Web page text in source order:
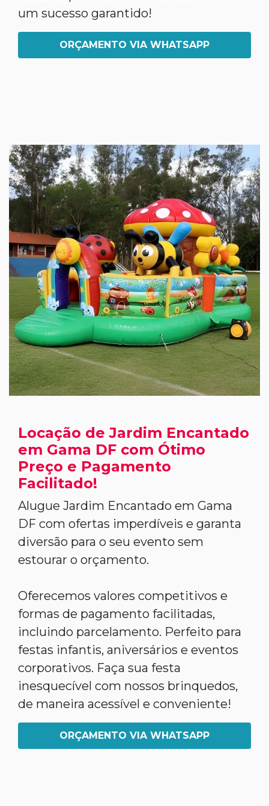
um sucesso garantido!
ORÇAMENTO VIA WHATSAPP
Locação de Jardim Encantado
em Gama DF com Ótimo
Preço e Pagamento
Facilitado!
Alugue Jardim Encantado em Gama
DF com ofertas imperdíveis e garanta
diversão para o seu evento sem
estourar o orçamento.
Oferecemos valores competitivos e
formas de pagamento facilitadas,
incluindo parcelamento. Perfeito para
festas infantis, aniversários e eventos
corporativos. Faça sua festa
inesquecível com nossos brinquedos,
de maneira acessível e conveniente!
ORÇAMENTO VIA WHATSAPP